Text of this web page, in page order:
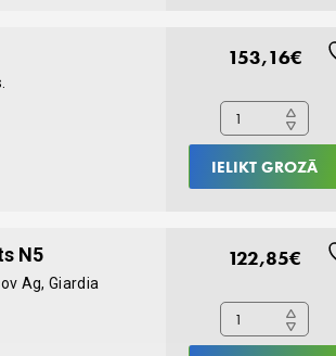
153,16€
4
test
IELIKT GROZĀ
N5
Ag, Giardia
122,85€
3
diagnostikas